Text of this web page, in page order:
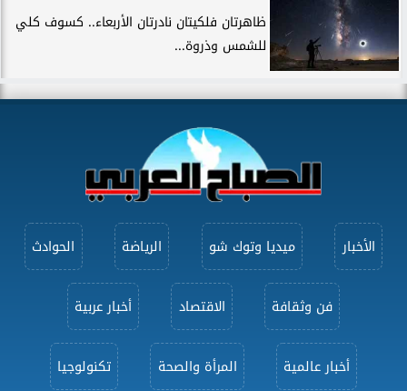
ظاهرتان فلكيتان نادرتان الأربعاء.. كسوف كلي
للشمس وذروة...
الأخبار ميديا وتوك شو الرياضة الحوادث
فن وثقافة الاقتصاد أخبار عربية
أخبار عالمية المرأة والصحة تكنولوجيا